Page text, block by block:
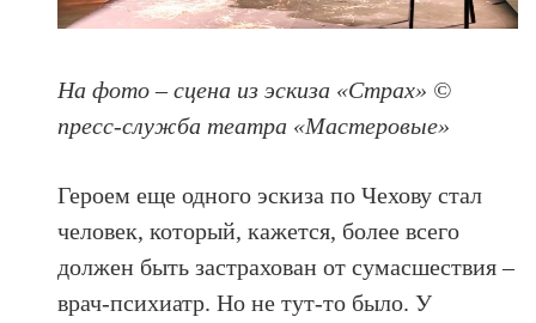
На фото – сцена из эскиза «Страх» ©
пресс-служба театра «Мастеровые»
Героем еще одного эскиза по Чехову стал
человек, который, кажется, более всего
должен быть застрахован от сумасшествия –
врач-психиатр. Но не тут-то было. У